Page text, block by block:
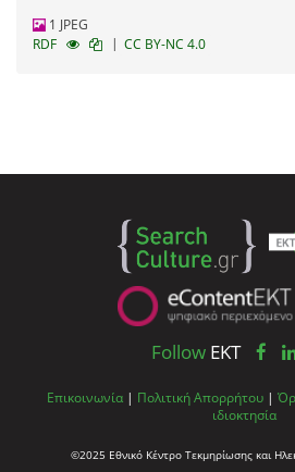
1 JPEG
RDF
| CC BY-NC 4.0
Follow EKT
Επικοινωνία | Πολιτική Απορρήτου |
ιδιοκτησία
©2025 Εθνικό Κέντρο Τεκμηρίωσης και